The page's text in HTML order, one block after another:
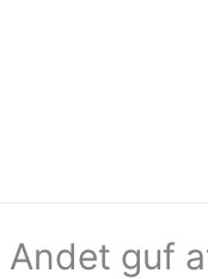
Andet guf